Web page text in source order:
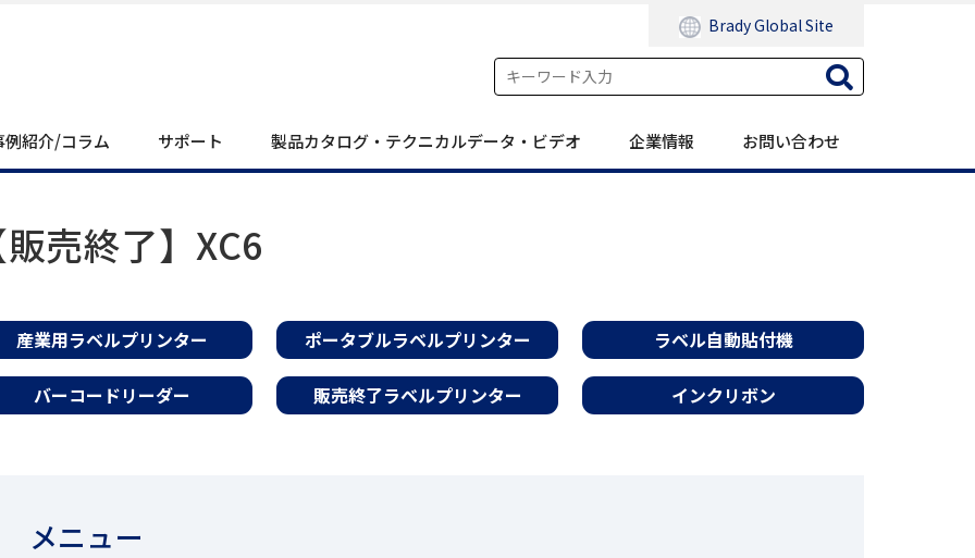
Brady Global Site
例紹介/コラム サポート 製品カタログ・テクニカルデータ・ビデオ 企業情報 お問い合わせ
売終了】XC6
産業用ラベルプリンター ポータブルラベルプリンター ラベル自動貼付機
バーコードリーダー 販売終了ラベルプリンター インクリボン
メニュー